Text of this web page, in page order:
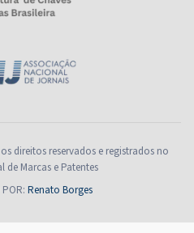
direitos reservados e registrados no
Marcas e Patentes
POR: Renato Borges